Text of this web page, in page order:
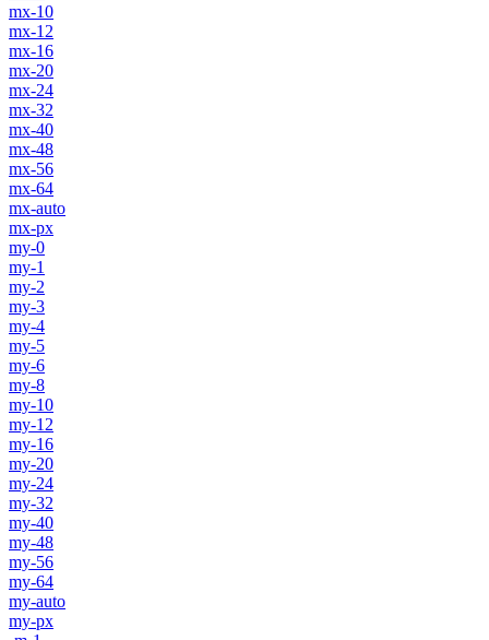
mx-10
mx-12
mx-16
mx-20
mx-24
mx-32
mx-40
mx-48
mx-56
mx-64
mx-auto
mx-px
my-0
my-1
my-2
my-3
my-4
my-5
my-6
my-8
my-10
my-12
my-16
my-20
my-24
my-32
my-40
my-48
my-56
my-64
my-auto
my-px